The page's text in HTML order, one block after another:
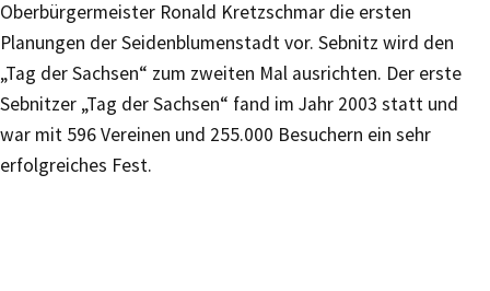
Oberbürgermeister Ronald Kretzschmar die ersten
Planungen der Seidenblumenstadt vor. Sebnitz wird den
„Tag der Sachsen“ zum zweiten Mal ausrichten. Der erste
Sebnitzer „Tag der Sachsen“ fand im Jahr 2003 statt und
war mit 596 Vereinen und 255.000 Besuchern ein sehr
erfolgreiches Fest.